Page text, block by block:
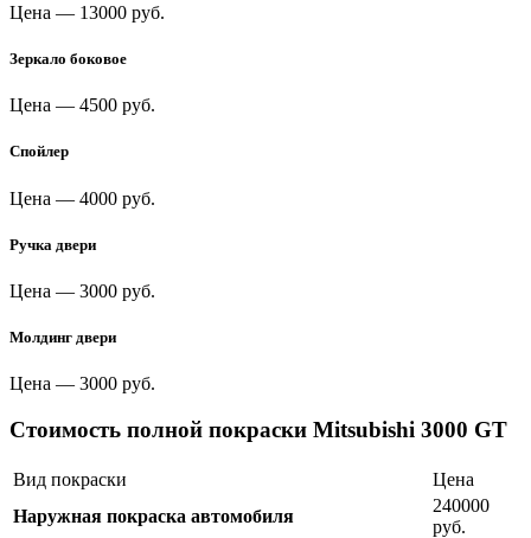
Цена — 13000 руб.
Зеркало боковое
Цена — 4500 руб.
Спойлер
Цена — 4000 руб.
Ручка двери
Цена — 3000 руб.
Молдинг двери
Цена — 3000 руб.
Стоимость полной покраски Mitsubishi 3000 GT
Вид покраски
Цена
Наружная покраска автомобиля
240000
руб.